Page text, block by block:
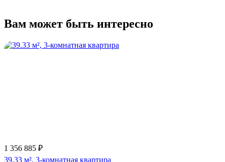
Вам может быть интересно
1 356 885 ₽
39.33 м², 3-комнатная квартира